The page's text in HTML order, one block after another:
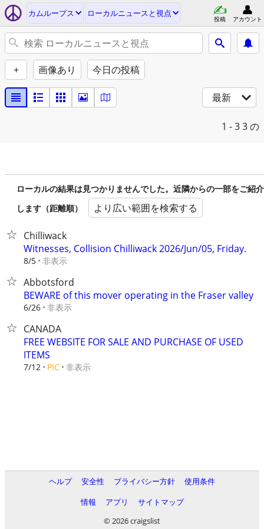
カムループス ローカルニュースと視点
投稿 アカウント
+ 画像あり 今日の投稿
最新
1 - 33 の
ローカルの結果は見つかりませんでした。近隣からの一部をご紹介
します（距離順）
より広い範囲を検索する
Chilliwack
Witnesses, Collision Chilliwack 2026/Jun/05, Friday.
8/5 非表示
Abbotsford
BEWARE of this mover operating in the Fraser valley
6/26 非表示
CANADA
FREE WEBSITE FOR SALE AND PURCHASE OF USED
ITEMS
7/12 PIC 非表示
ヘルプ 安全性 プライバシー方針
使用条件
情報
アプリ
サイトマップ
© 2026 craigslist